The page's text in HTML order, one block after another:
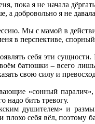
пока я не начала
а добровольно я не
Мы с мамой в
в перспективе,
себя эти
батюшки – всего
свою силу и
«сонный
надо бить тревогу.
душителем» и
себя вёл, поэтому